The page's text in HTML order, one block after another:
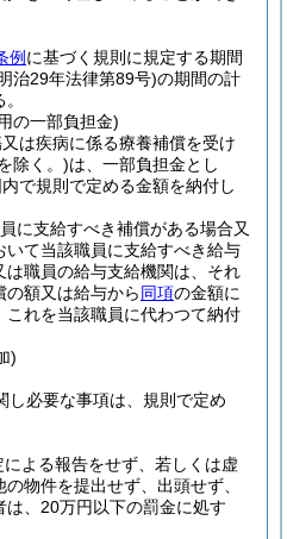
例 に基づく規則に規定する期間
治29年法律第89号)の期間の計
の一部負担金)
は疾病に係る療養補償を受け
除く。)は、一部負担金とし
で規則で定める金額を納付し
に支給すべき補償がある場合又
いて当該職員に支給すべき給与
職員の給与支給機関は、それ
の額又は給与から同項の金額に
れを当該職員に代わつて納付
)
し必要な事項は、規則で定め
による報告をせず、若しくは虚
物件を提出せず、出頭せず、
は、20万円以下の罰金に処す